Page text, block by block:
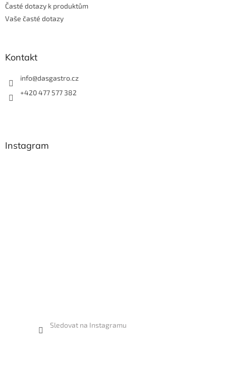
Časté dotazy k produktům
Vaše časté dotazy
Kontakt
info@dasgastro.cz
+420 477 577 382
Instagram
Sledovat na Instagramu